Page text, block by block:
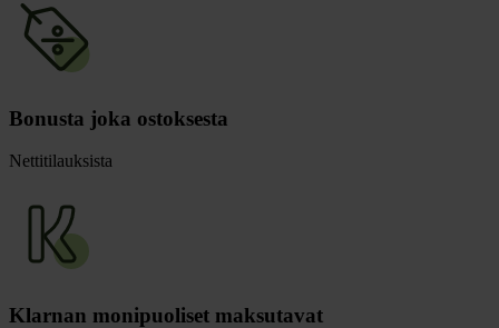
Bonusta joka ostoksesta
Nettitilauksista
Klarnan monipuoliset maksutavat